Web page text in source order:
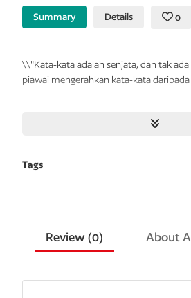
Summary Details 0
\\"Kata-kata adalah senjata, dan tak ada
piawai mengerahkan kata-kata
besar, tujuh orang berebut kekuasaan.
Kisah tokoh-tokoh sejarah
Tags
Review (0) About